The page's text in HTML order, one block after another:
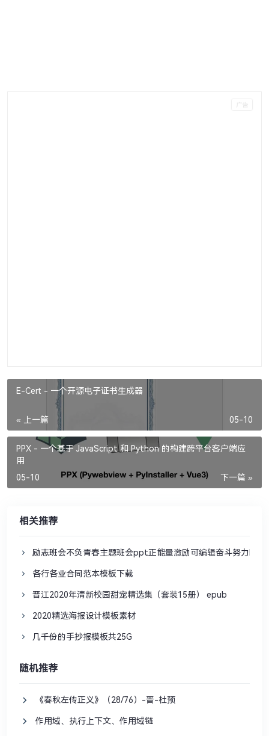
E-Cert - 一个开源电子证书生成器
« 上一篇 05-10
PPX - 一个基于 JavaScript 和 Python 的构建跨平台客户端应
用
下一篇 »
05-10
相关推荐
励志班会不负青春主题班会ppt正能量激励可编辑奋斗努力PPT
各行各业合同范本模板下载
晋江2020年清新校园甜宠精选集（套装15册） epub
2020精选海报设计模板素材
几千份的手抄报模板共25G
随机推荐
《春秋左传正义》（28/76）-晋-杜预
作用域、执行上下文、作用域链